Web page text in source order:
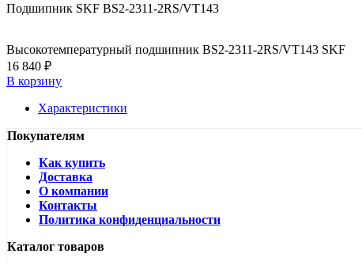
Подшипник SKF BS2-2311-2RS/VT143
Высокотемпературный подшипник BS2-2311-2RS/VT143 SKF
16 840 ₽
В корзину
Характеристики
Покупателям
Как купить
Доставка
О компании
Контакты
Политика конфиденциальности
Каталог товаров